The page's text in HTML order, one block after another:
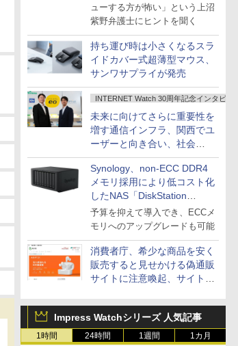
ューする方が怖い」という上沼
紫野弁護士にヒントを聞く
持ち運び時は小さくなるスラ
イドカバー式超薄型マウス、
サンワサプライが発売
INTERNET Watch 30周年記念インタビュー
未来に向けてさらに重要性を
増す通信インフラ、関西でユ
ーザーと向き合い、社会
の“あたらしい”を起動し続け
る～オプテージ
Synology、non-ECC DDR4
メモリ採用により低コスト化
したNAS「DiskStation
neo+」シリーズ
予算を抑えて導入でき、ECCメ
モリへのアップグレードも可能
消費者庁、希少な商品を安く
販売すると見せかける偽通販
サイトに注意喚起、サイト名
Impress Watchシリーズ 人気記事
1時間 24時間 1週間 1カ月